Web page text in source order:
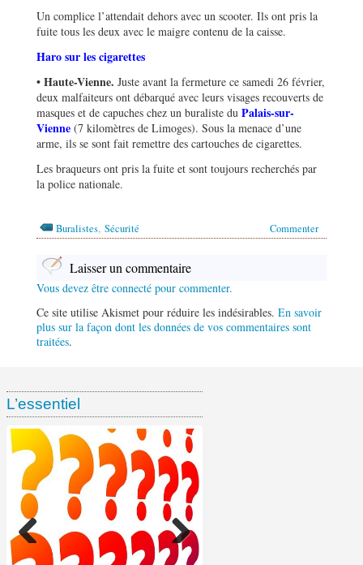
Un complice l’attendait dehors avec un scooter. Ils ont pris la
fuite tous les deux avec le maigre contenu de la caisse.
Haro sur les cigarettes
• Haute-Vienne. Juste avant la fermeture ce samedi 26 février,
deux malfaiteurs ont débarqué avec leurs visages recouverts de
masques et de capuches chez un buraliste du Palais-sur-
Vienne (7 kilomètres de Limoges). Sous la menace d’une
arme, ils se sont fait remettre des cartouches de cigarettes.
Les braqueurs ont pris la fuite et sont toujours recherchés par
la police nationale.
Commenter
Buralistes, Sécurité
Laisser un commentaire
Vous devez être connecté pour commenter.
Ce site utilise Akismet pour réduire les indésirables. En savoir
plus sur la façon dont les données de vos commentaires sont
traitées.
L’essentiel
Ventes de tabac chez les